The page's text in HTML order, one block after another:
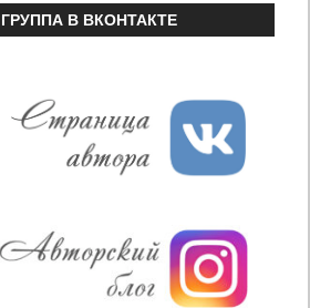
ГРУППА В ВКОНТАКТЕ